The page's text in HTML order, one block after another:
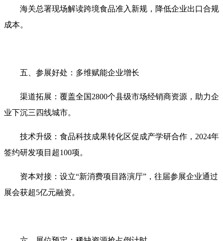
海关总署现场解读跨境食品准入新规，降低企业出口合规
成本‌。
五、参展好处：多维赋能企业增长‌
渠道拓展‌：覆盖全国2800个县级市场经销商资源，助力企
业下沉三四线城市‌。
技术升级‌：食品科技成果转化区促成产学研合作，2024年
签约研发项目超100项‌。
资本对接‌：设立“新消费项目路演厅”，往届参展企业通过
展会获超5亿元融资‌。